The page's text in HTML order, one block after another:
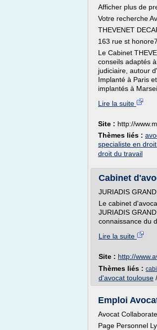
Afficher plus de
Votre recherche
THEVENET
163 rue st
Le Cabinet
conseils adaptés
judiciaire, autour
Implanté à Paris
implantés à
Lire la suite
Site : http://
Thèmes liés :
specialiste en
droit du travail
Cabinet
JURIADIS
Le cabinet
JURIADIS
connaissance du
Lire la suite
Site : http://
Thèmes liés :
d'avocat toulouse /
Emploi
Avocat
Page Personnel